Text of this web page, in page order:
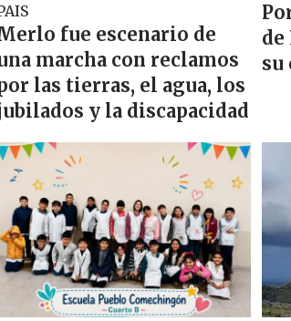
fue escenario de
marcha con reclamos
las tierras, el agua, los
y la discapacidad
de
su